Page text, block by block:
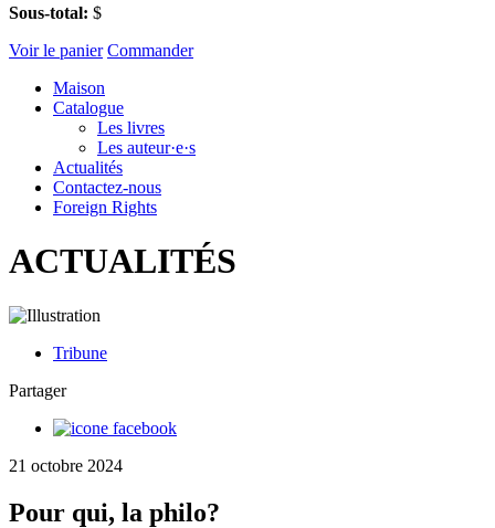
Sous-total: $
Voir le panier Commander
Maison
Catalogue
Les livres
Les auteur·e·s
Actualités
Contactez-nous
Foreign Rights
ACTUALITÉS
Tribune
Partager
21 octobre 2024
Pour qui, la philo?